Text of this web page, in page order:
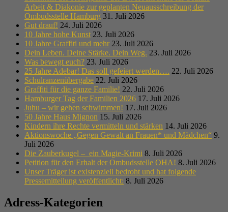
Arbeit & Diakonie zur geplanten Neuausschreibung der
Ombudsstelle Hamburg 31. Juli 2026
Gut drauf! 24. Juli 2026
10 Jahre hohe Kunst 23. Juli 2026
10 Jahre Graffiti und mehr 23. Juli 2026
Dein Leben. Deine Stärke. Dein Weg. 23. Juli 2026
Was bewegt euch? 23. Juli 2026
25 Jahre Adebar! Das soll gefeiert werden…. 22. Juli 2026
Schulranzenübergabe 22. Juli 2026
Graffiti für die ganze Familie! 22. Juli 2026
Hamburger Tag der Familien 2026 17. Juli 2026
Juhu – wir gehen schwimmen! 17. Juli 2026
50 Jahre Haus Mignon 15. Juli 2026
Kindern ihre Rechte vermitteln und stärken 14. Juli 2026
Aktionswoche „Gegen Gewalt an Frauen* und Mädchen“ 9.
Juli 2026
Die Zauberkugel – ein Magie-Krimi 8. Juli 2026
Petition für den Erhalt der Ombudsstelle OHA! 8. Juli 2026
Unser Träger ist existenziell bedroht und hat folgende
Pressemitteilung veröffentlicht: 8. Juli 2026
Adress-Kategorien